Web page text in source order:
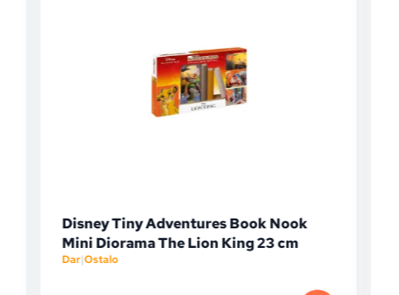
Disney Tiny Adventures Book Nook
Mini Diorama The Lion King 23 cm
Dar|Ostalo